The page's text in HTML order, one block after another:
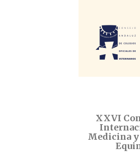
XXVI
Medicina